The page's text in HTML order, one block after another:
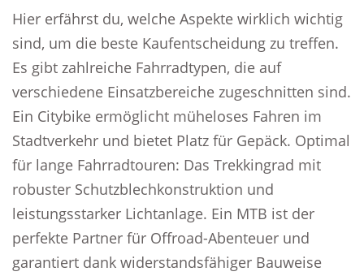
Hier erfährst du, welche Aspekte wirklich wichtig
sind, um die beste Kaufentscheidung zu treffen.
Es gibt zahlreiche Fahrradtypen, die auf
verschiedene Einsatzbereiche zugeschnitten sind.
Ein Citybike ermöglicht müheloses Fahren im
Stadtverkehr und bietet Platz für Gepäck. Optimal
für lange Fahrradtouren: Das Trekkingrad mit
robuster Schutzblechkonstruktion und
leistungsstarker Lichtanlage. Ein MTB ist der
perfekte Partner für Offroad-Abenteuer und
garantiert dank widerstandsfähiger Bauweise